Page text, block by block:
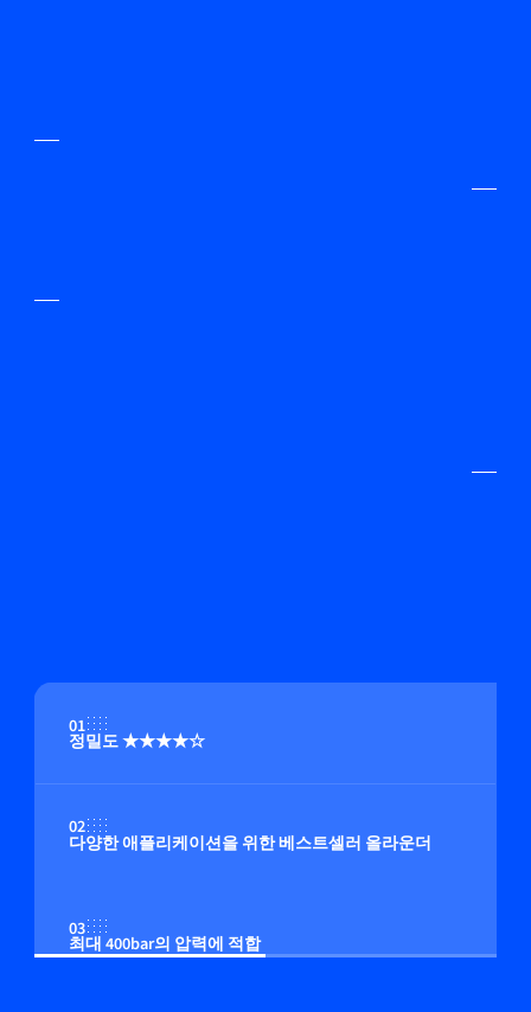
01
정밀도 ★★★★☆
02
다양한 애플리케이션을 위한 베스트셀러 올라운더
03
최대 400bar의 압력에 적합